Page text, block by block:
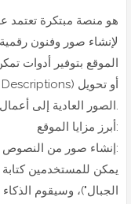
الموقع بتوفير أدوات
الصور العادية إلى أعمال فنية احترافية.
أبرز مزايا الموقع:
إنشاء صور من النصوص:
يمكن للمستخدمين
الجبال")، وسيقوم